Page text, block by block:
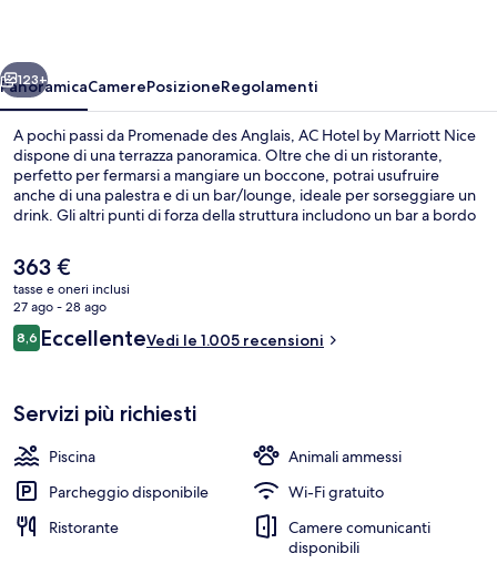
Avanti
123+
PanoramicaCamerePosizioneRegolamenti
A pochi passi da Promenade des Anglais, AC Hotel by Marriott Nice
dispone di una terrazza panoramica. Oltre che di un ristorante,
perfetto per fermarsi a mangiare un boccone, potrai usufruire
anche di una palestra e di un bar/lounge, ideale per sorseggiare un
drink. Gli altri punti di forza della struttura includono un bar a bordo
viaggiatori apprezzano il personale gentile della struttura. La
struttura è una comoda base per spostarsi con i mezzi pubblici:
Stazione dei tram di Magnan si trova a 9 min a piedi e Stazione dei
tram di Alsace - Lorraine a 9.
Il
prezzo
attuale
è
363 €
363 €
tasse e oneri inclusi
27 ago - 28 ago
Recensioni
8,68,6 su 10
EccellenteVedi le 1.005 recensioni
Servizi più richiesti
Piscina
Animali ammessi
Parcheggio disponibile
Wi-Fi gratuito
Ristorante
Camere comunicanti
disponibili